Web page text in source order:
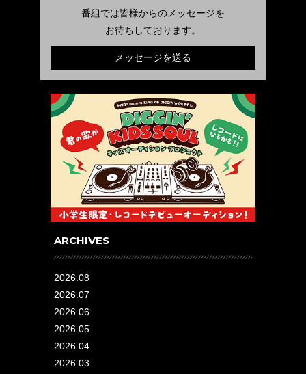
番組では皆様からのメッセージを
お待ちしております。
メッセージを送る
ARCHIVES
2026.08
2026.07
2026.06
2026.05
2026.04
2026.03